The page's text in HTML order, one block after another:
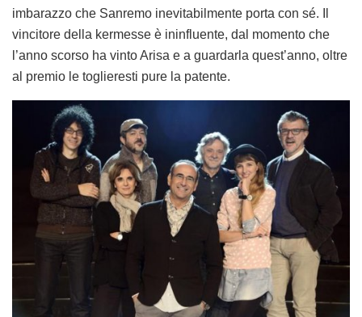
imbarazzo che Sanremo inevitabilmente porta con sé. Il
vincitore della kermesse è ininfluente, dal momento che
l’anno scorso ha vinto Arisa e a guardarla quest’anno, oltre
al premio le toglieresti pure la patente.